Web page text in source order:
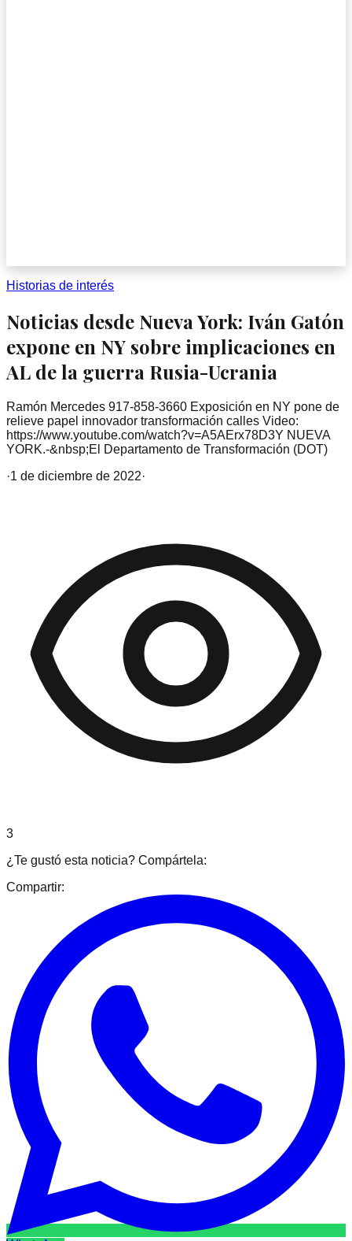
Historias de interés
Noticias desde Nueva York: Iván Gatón
expone en NY sobre implicaciones en
AL de la guerra Rusia-Ucrania
Ramón Mercedes 917-858-3660 Exposición en NY pone de
relieve papel innovador transformación calles Video:
https://www.youtube.com/watch?v=A5AErx78D3Y NUEVA
YORK.-&nbsp;El Departamento de Transformación (DOT)
·1 de diciembre de 2022·
3
¿Te gustó esta noticia? Compártela:
Compartir: